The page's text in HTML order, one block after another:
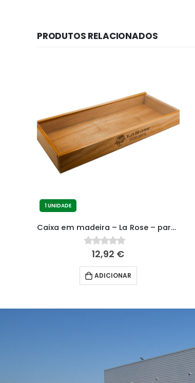
PRODUTOS RELACIONADOS
1 UNIDADE
Caixa em madeira – La Rose – para 6 latas
fora de 5
12,92 €
ADICIONAR